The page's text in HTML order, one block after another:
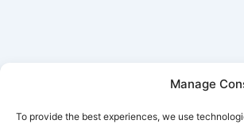
Manage
To provide the best experiences, we use